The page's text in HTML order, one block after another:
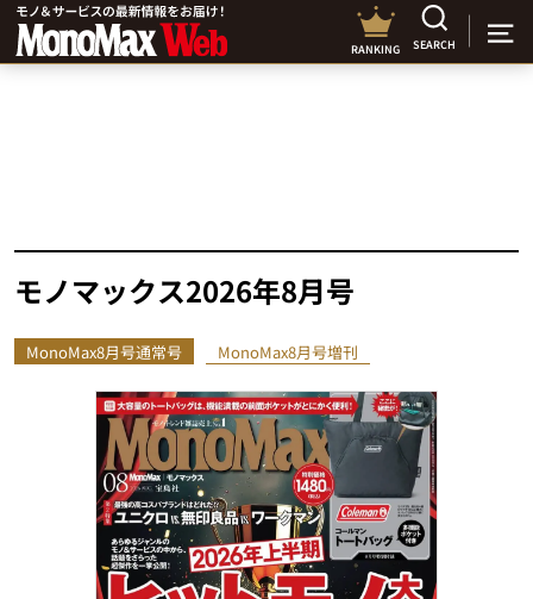
RANKING SEARCH
モノマックス2026年8月号
MonoMax8月号通常号 MonoMax8月号増刊